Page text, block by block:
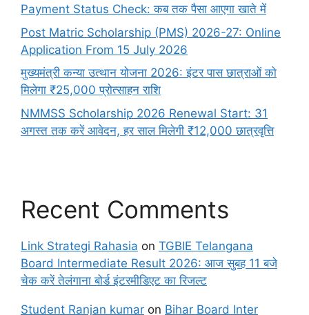
Payment Status Check: कब तक पैसा आएगा खाते में
Post Matric Scholarship (PMS) 2026-27: Online
Application From 15 July 2026
मुख्यमंत्री कन्या उत्थान योजना 2026: इंटर पास छात्राओं को
मिलेगा ₹25,000 प्रोत्साहन राशि
NMMSS Scholarship 2026 Renewal Start: 31
अगस्त तक करें आवेदन, हर साल मिलेगी ₹12,000 छात्रवृत्ति
Recent Comments
Link Strategi Rahasia on TGBIE Telangana
Board Intermediate Result 2026: आज सुबह 11 बजे
चेक करें तेलंगाना बोर्ड इंटरमीडिएट का रिजल्ट
Student Ranjan kumar on Bihar Board Inter